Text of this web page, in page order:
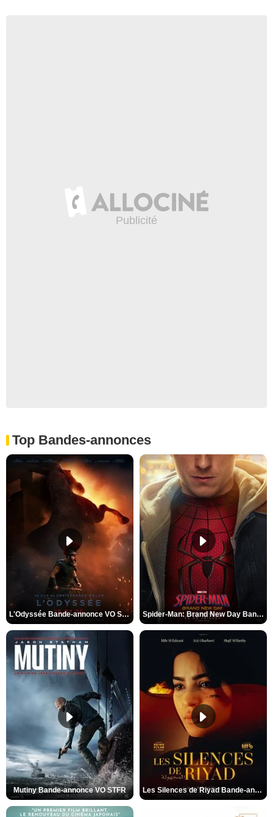
Top Bandes-annonces
L'Odyssée Bande-annonce VO STFR Spider-Man: Brand New Day Bande-annonce VO STFR
Mutiny Bande-annonce VO STFR Les Silences de Riyad Bande-annonce VO STFR